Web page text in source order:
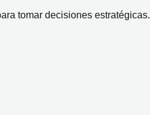
tomar decisiones estratégicas.